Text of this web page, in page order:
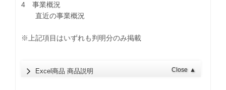
4 事業概況
直近の事業概況
※上記項目はいずれも判明分のみ掲載
Excel商品 商品説明 Close ▲